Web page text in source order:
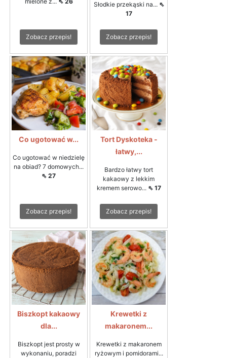
Zobacz przepis!
Słodkie przekąski na... ⇖
17
Zobacz przepis!
Co ugotować w...
Co ugotować w niedzielę
na obiad? 7 domowych...
⇖ 27
Zobacz przepis!
Tort Dyskoteka -
łatwy,...
Bardzo łatwy tort
kakaowy z lekkim
kremem serowo... ⇖ 17
Zobacz przepis!
Biszkopt kakaowy
dla...
Biszkopt jest prosty w
wykonaniu, poradzi
Krewetki z
makaronem...
Krewetki z makaronem
ryżowym i pomidorami...